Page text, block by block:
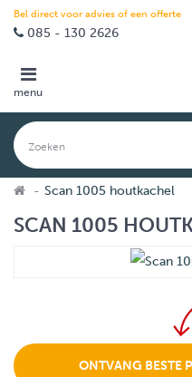
Bel direct voor advies of een offerte
085 - 130 2626
menu
Scan 1005 houtkachel
SCAN 1005
ONTVANG BESTE